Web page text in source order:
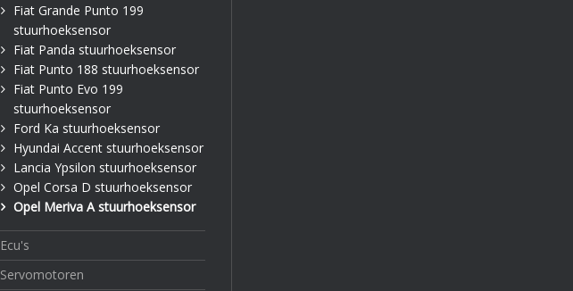
Fiat Grande Punto 199
stuurhoeksensor
Fiat Panda stuurhoeksensor
Fiat Punto 188 stuurhoeksensor
Fiat Punto Evo 199
stuurhoeksensor
Ford Ka stuurhoeksensor
Hyundai Accent stuurhoeksensor
Lancia Ypsilon stuurhoeksensor
Opel Corsa D stuurhoeksensor
Opel Meriva A stuurhoeksensor
Ecu's
Servomotoren